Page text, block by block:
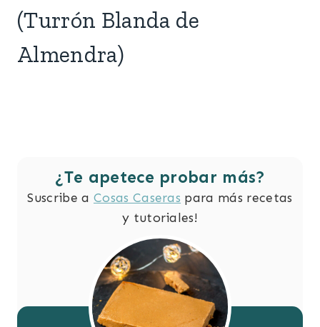
(Turrón Blanda de
Almendra)
¿Te apetece probar más?
Suscribe a Cosas Caseras para más recetas
y tutoriales!